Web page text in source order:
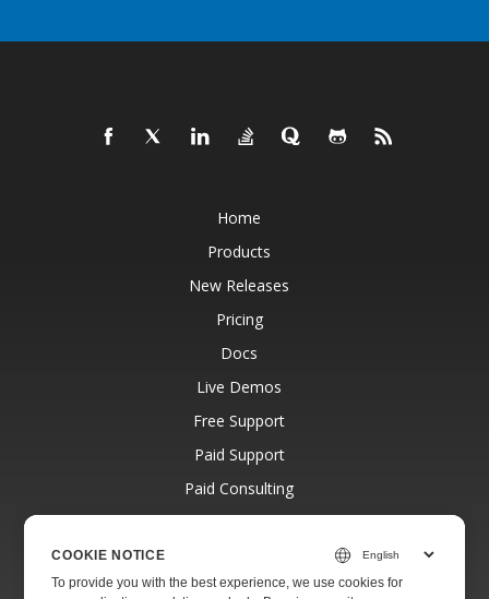
Home
Products
New Releases
Pricing
Docs
Live Demos
Free Support
Paid Support
Paid Consulting
Blog
About
COOKIE NOTICE
To provide you with the best experience, we use cookies for